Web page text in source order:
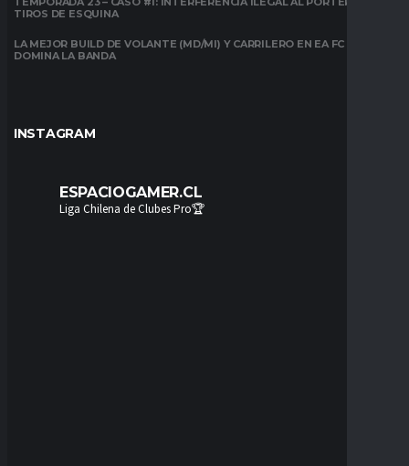
TIROS DE ESQUINA
LA MEJOR BUILD DE VOLANTE (MD/MI) Y CARRILERO EN EA FC 26:
DOMINA LA BANDA
INSTAGRAM
ESPACIOGAMER.CL
Liga Chilena de Clubes Pro🏆